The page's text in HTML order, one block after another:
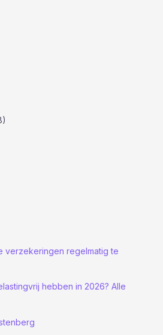
verzekeringen regelmatig te
hebben in 2026? Alle